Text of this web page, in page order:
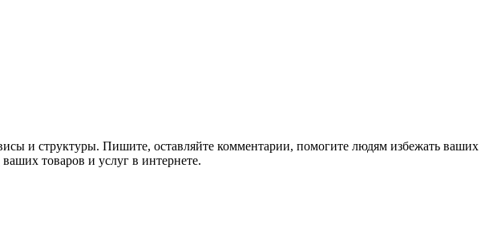
и структуры. Пишите, оставляйте комментарии, помогите людям избежать ваших
ваших товаров и услуг в интернете.